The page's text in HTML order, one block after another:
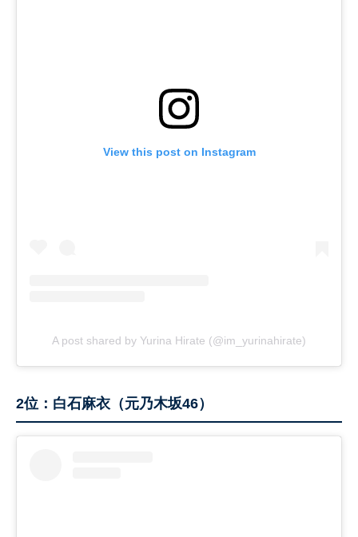
View this post on Instagram
A post shared by Yurina Hirate (@im_yurinahirate)
2位：白石麻衣（元乃木坂46）